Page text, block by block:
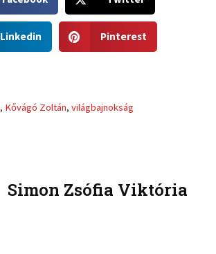
h
a
Linkedin
h
a
n
r
Pinterest
, Kővágó Zoltán,világbajnokság
Simon Zsófia Viktória